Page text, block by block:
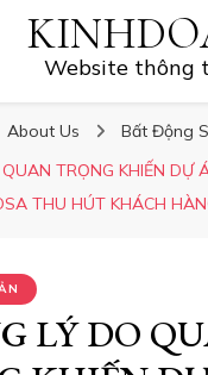
Website thông
About Us
Bất Động
TRỌNG KHIẾN DỰ
THU HÚT KHÁCH
LÝ DO